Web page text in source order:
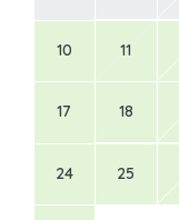
10 11
17 18
24 25